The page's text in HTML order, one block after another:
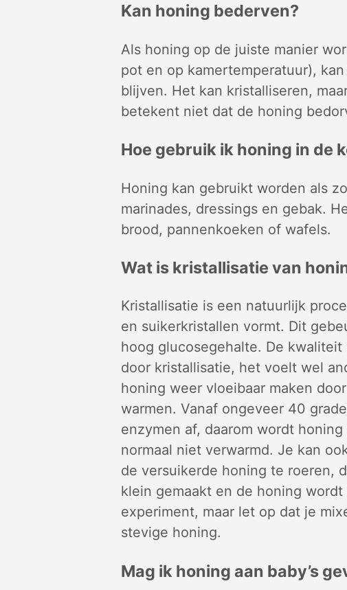
Kan honing bederven?
Als honing op de juiste manier
pot en op kamertemperatuur),
blijven. Het kan kristalliseren,
betekent niet dat de honing
Hoe gebruik ik honing in de
Honing kan gebruikt worden als
marinades, dressings en gebak.
brood, pannenkoeken of wafels.
Wat is kristallisatie van
Kristallisatie is een natuurlijk
en suikerkristallen vormt. Dit
hoog glucosegehalte. De
door kristallisatie, het voelt wel
honing weer vloeibaar maken
warmen. Vanaf ongeveer 40
enzymen af, daarom wordt
normaal niet verwarmd. Je kan
de versuikerde honing te roeren,
klein gemaakt en de honing
experiment, maar let op dat je
stevige honing.
Mag ik honing aan baby’s